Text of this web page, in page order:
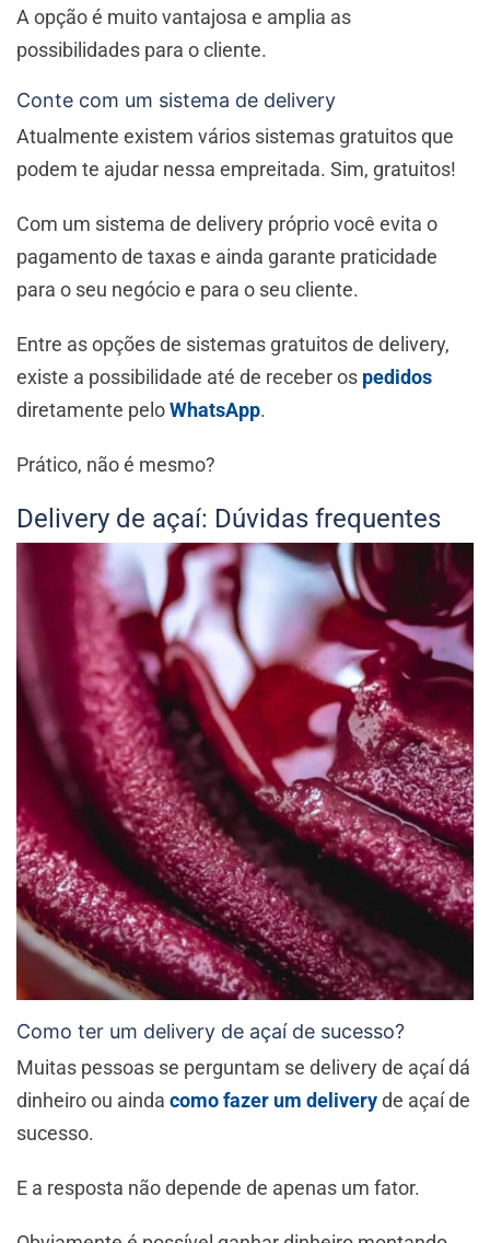
A opção é muito vantajosa e amplia as
possibilidades para o cliente.
Conte com um sistema de delivery
Atualmente existem vários sistemas gratuitos que
podem te ajudar nessa empreitada. Sim, gratuitos!
Com um sistema de delivery próprio você evita o
pagamento de taxas e ainda garante praticidade
para o seu negócio e para o seu cliente.
Entre as opções de sistemas gratuitos de delivery,
existe a possibilidade até de receber os pedidos
diretamente peloWhatsApp.
Prático, não é mesmo?
Delivery de açaí: Dúvidas frequentes
Como ter um delivery de açaí de sucesso?
Muitas pessoas se perguntam se delivery de açaí dá
dinheiro ou ainda como fazer um deliveryde açaí de
sucesso.
E a resposta não depende de apenas um fator.